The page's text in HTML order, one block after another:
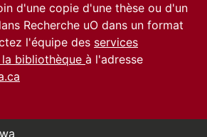
d'une copie d'une thèse ou d'un
Recherche uO dans un format
l'équipe des services
bibliothèque à l'adresse